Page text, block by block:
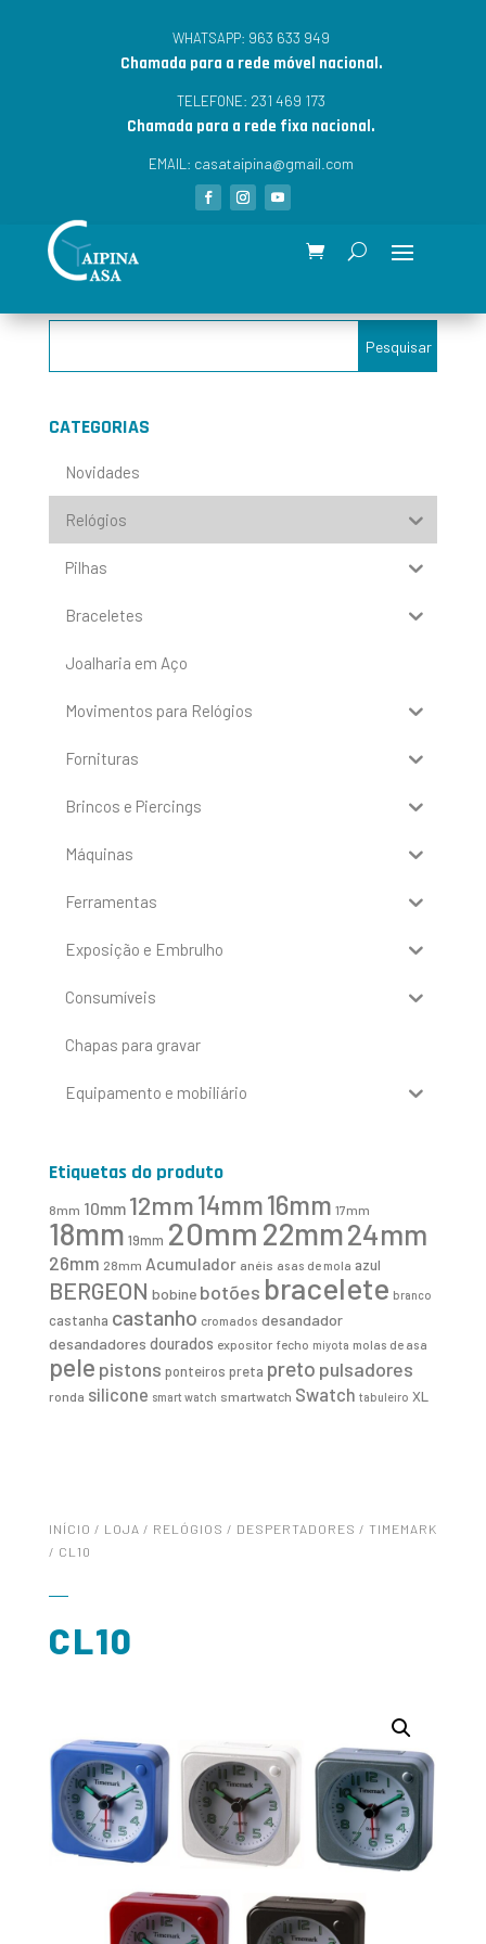
WHATSAPP: 963 633 949
Chamada para a rede móvel nacional.
TELEFONE: 231 469 173
Chamada para a rede fixa nacional.
EMAIL: casataipina@gmail.com
CATEGORIAS
Novidades
Relógios
Pilhas
Braceletes
Joalharia em Aço
Movimentos para Relógios
Fornituras
Brincos e Piercings
Máquinas
Ferramentas
Exposição e Embrulho
Consumíveis
Chapas para gravar
Equipamento e mobiliário
Etiquetas do produto
8mm 10mm 12mm14mm16mm 17mm
18mm 19mm 20mm 22mm24mm
26mm 28mm Acumulador anéis asas de mola azul
BERGEON bobine botões bracelete branco
castanha castanho cromados desandador
desandadores dourados expositor fecho miyota molas de asa
pele pistons ponteiros preta preto pulsadores
ronda silicone smart watch smartwatch Swatch tabuleiro XL
INÍCIO / LOJA / RELÓGIOS / DESPERTADORES / TIMEMARK
/ CL10
CL10